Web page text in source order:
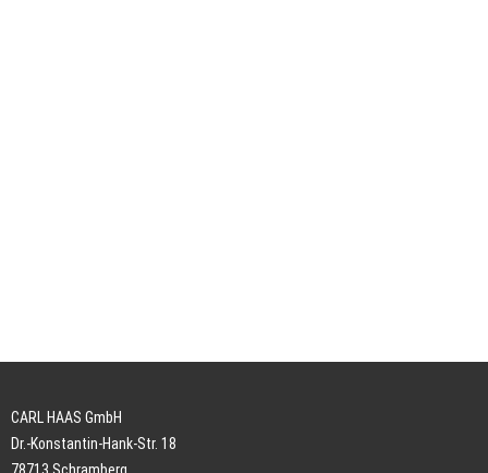
CARL HAAS GmbH
Dr.-Konstantin-Hank-Str. 18